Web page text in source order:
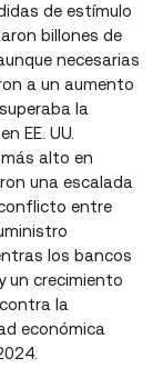
de estímulo
billones de
necesarias
a un aumento
la
EE. UU.
alto en
una escalada
entre
los bancos
un crecimiento
la
económica